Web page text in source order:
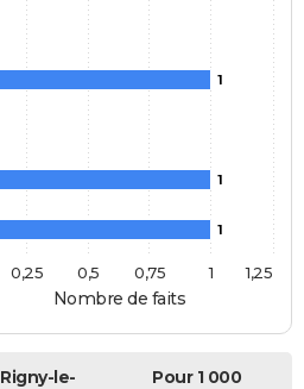
Nombre de faits
1
1
1
1
0,25 0,5 0,75 1,25
Rigny-le-
Pour 1 000